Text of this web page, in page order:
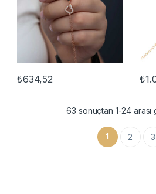
₺634,52 ₺
63 sonuçtan 1-24
1 2 3